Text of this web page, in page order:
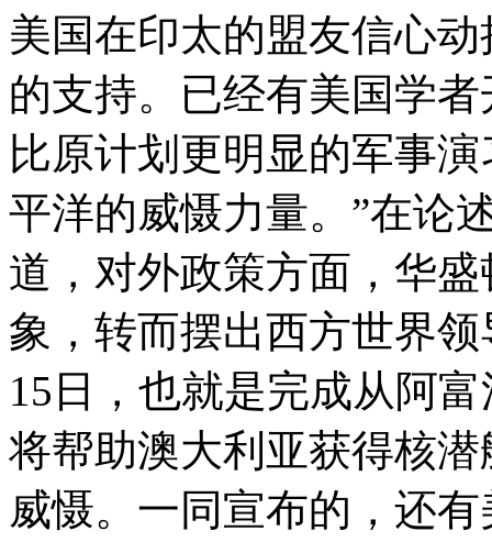
美国在印太的盟友信心
的支持。已经有美国学
比原计划更明显的军事
平洋的威慑力量。”在论
道，对外政策方面，华
象，转而摆出西方世界
15日，也就是完成从阿
将帮助澳大利亚获得核
威慑。一同宣布的，还